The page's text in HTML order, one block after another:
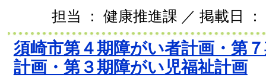
担当 ： 健康推進課 ／ 掲載日 ：
須崎市第４期障がい者計画・第
計画・第３期障がい児福祉計画